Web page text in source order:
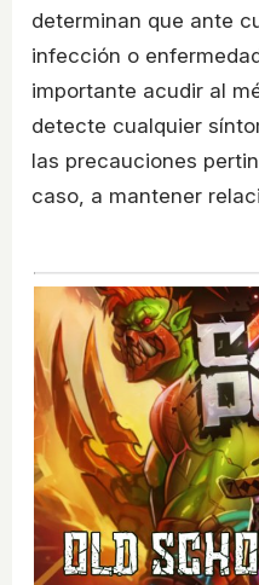
determinan que ante
infección o
importante acudir al
detecte cualquier
las precauciones
caso, a mantener